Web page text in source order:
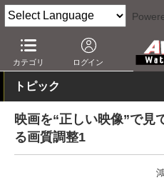
カテゴリ ログイン
AV Watch 製品 テレビ
トピック
映画を“正しい映像”で見
る画質調整1